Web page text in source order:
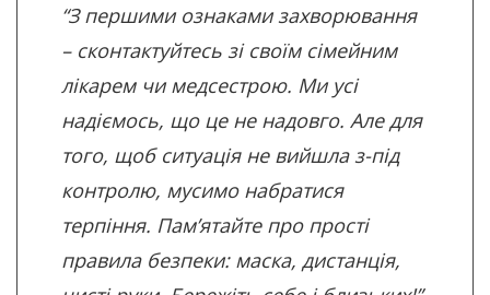
“З першими ознаками захворювання
– сконтактуйтесь зі своїм сімейним
лікарем чи медсестрою. Ми усі
надіємось, що це не надовго. Але для
того, щоб ситуація не вийшла з-під
контролю, мусимо набратися
терпіння. Пам’ятайте про прості
правила безпеки: маска, дистанція,